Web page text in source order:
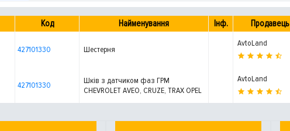
Код Найменування Інф. Продавець
427101330 Шестерня
AvtoLand
427101330
Шків з датчиком фаз ГРМ
CHEVROLET AVEO, CRUZE, TRAX OPEL
C 1.6/1.8 07.08-
AvtoLand